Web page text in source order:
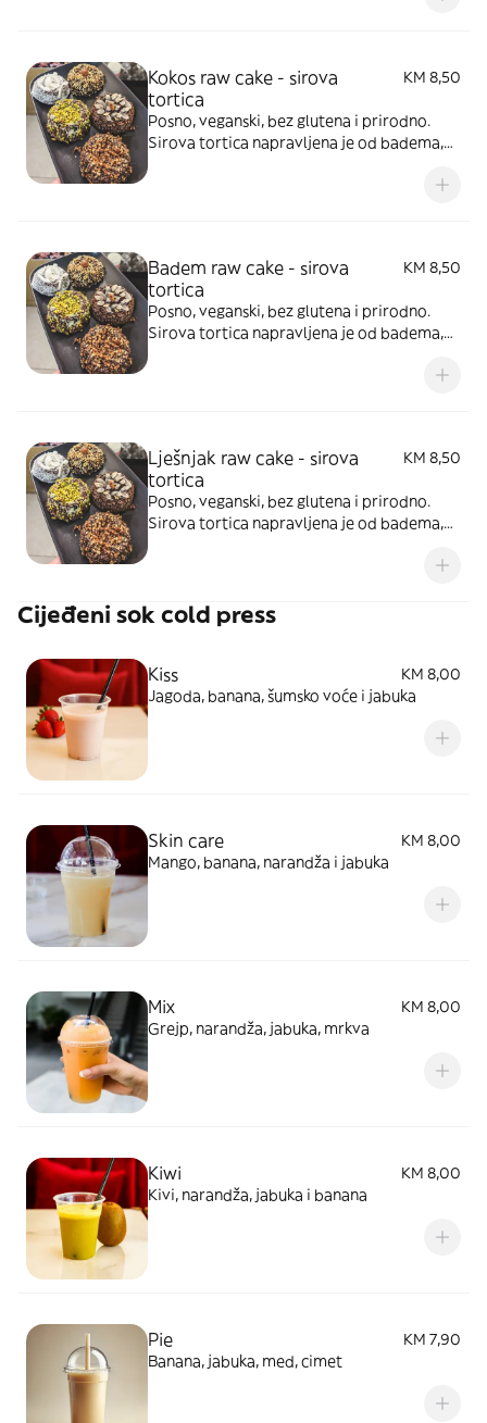
Kokos raw cake - sirova
tortica
KM 8,50
Posno, veganski, bez glutena i prirodno.
Sirova tortica napravljena je od badema,
Badem raw cake - sirova
tortica
KM 8,50
Posno, veganski, bez glutena i prirodno.
Sirova tortica napravljena je od badema,
Lješnjak raw cake - sirova
tortica
KM 8,50
Posno, veganski, bez glutena i prirodno.
Sirova tortica napravljena je od badema,
lješnjaka.
Cijeđeni sok cold press
Kiss
KM 8,00
Jagoda, banana, šumsko voće i jabuka
Skin care
KM 8,00
Mango, banana, narandža i jabuka
Mix
KM 8,00
Grejp, narandža, jabuka, mrkva
Kiwi
KM 8,00
Kivi, narandža, jabuka i banana
Pie
KM 7,90
Banana, jabuka, med, cimet